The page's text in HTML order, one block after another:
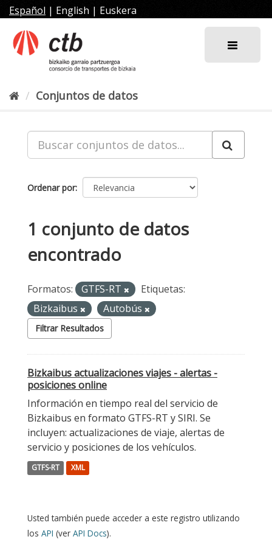
al
contenido
Español | English | Euskera
Conjuntos de datos
Ordenar por
1 conjunto de datos
encontrado
Formatos: GTFS-RT
Etiquetas:
Bizkaibus
Autobús
Filtrar Resultados
Bizkaibus actualizaciones viajes - alertas -
posiciones online
Información en tiempo real del servicio de
Bizkaibus en formato GTFS-RT y SIRI. Se
incluyen: actualizaciones de viaje, alertas de
servicio y posiciones de los vehículos.
GTFS-RT XML
Usted también puede acceder a este registro utilizando
los API (ver API Docs).